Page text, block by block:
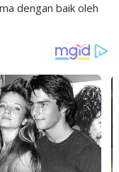
dengan baik oleh